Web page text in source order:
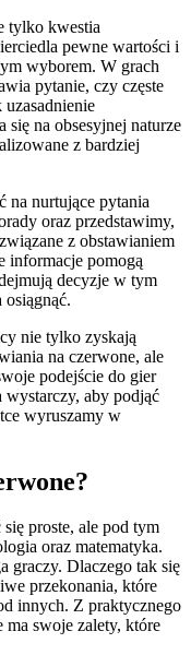
tylko kwestia
pewne wartości i
wyborem. W grach
pytanie, czy częste
się na obsesyjnej naturze
z bardziej
na nurtujące pytania
oraz przedstawimy,
z obstawianiem
informacje pomogą
decyzje w tym
nie tylko zyskają
na czerwone, ale
podejście do gier
aby podjąć
wyruszamy w
proste, ale pod tym
oraz matematyka.
graczy. Dlaczego tak się
przekonania, które
innych. Z praktycznego
swoje zalety, które